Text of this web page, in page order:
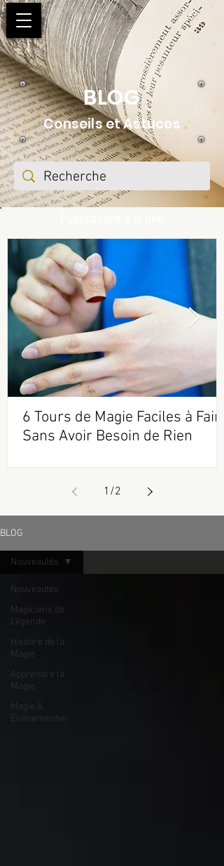
BLOG
Conseils et Astuces
6 Tours de Magie Faciles à Faire
Sans Avoir Besoin de Rien
1 /2
BLOG
Nouveautés
Magiciens de
Légende
Histoire de la
Magie
Apprendre la
Magie
Magie &
Événementiel
Nouveautés